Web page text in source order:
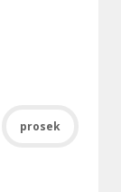
prosek